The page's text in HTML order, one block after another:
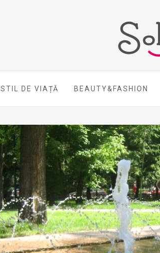
STIL DE VIAȚĂ BEAUTY&FASHION